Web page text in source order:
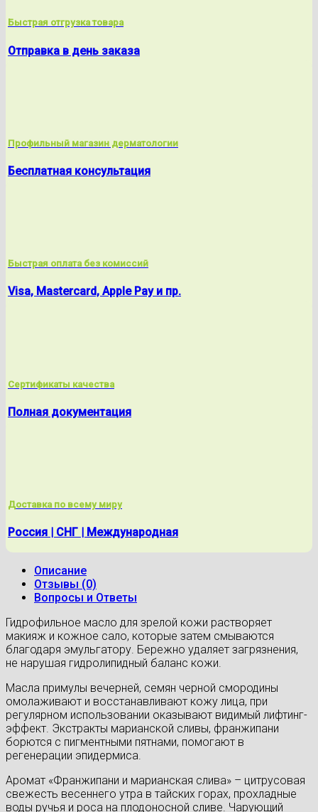
Быстрая отгрузка товара
Отправка в день заказа
Профильный магазин дерматологии
Бесплатная консультация
Быстрая оплата без комиссий
Visa, Mastercard, Apple Pay и пр.
Сертификаты качества
Полная документация
Доставка по всему миру
Россия | СНГ | Международная
Описание
Отзывы (0)
Вопросы и Ответы
Гидрофильное масло для зрелой кожи растворяет
макияж и кожное сало, которые затем смываются
благодаря эмульгатору. Бережно удаляет загрязнения,
не нарушая гидролипидный баланс кожи.
Масла примулы вечерней, семян черной смородины
омолаживают и восстанавливают кожу лица, при
регулярном использовании оказывают видимый лифтинг-
эффект. Экстракты марианской сливы, франжипани
борются с пигментными пятнами, помогают в
регенерации эпидермиса.
Аромат «Франжипани и марианская слива» – цитрусовая
свежесть весеннего утра в тайских горах, прохладные
воды ручья и роса на плодоносной сливе. Чарующий